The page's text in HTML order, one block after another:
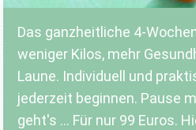
Das ganzheitliche 4-
weniger Kilos, mehr
Laune. Individuell und
jederzeit beginnen. Pause
geht's ... Für nur 99 Euros.